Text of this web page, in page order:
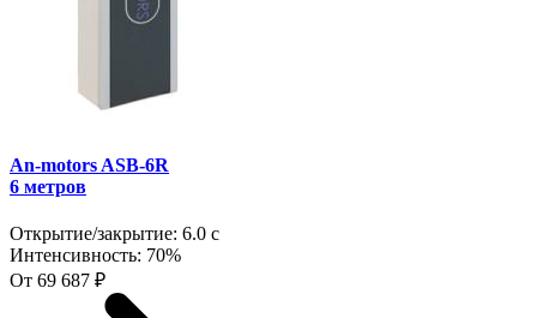
An-motors ASB-6R
6 метров
Открытие/закрытие: 6.0 с
Интенсивность: 70%
От 69 687 ₽